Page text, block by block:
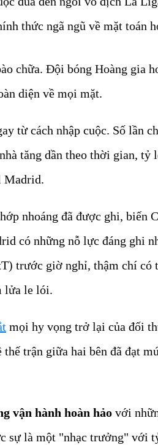
thức ngã ngũ về mặt toán
chữa. Đội bóng Hoàng gia
diện về mọi mặt.
từ cách nhập cuộc. Số lần
tăng dần theo thời gian, tỷ
Madrid.
nhoáng đã được ghi, biến
có những nỗ lực đáng ghi
trước giờ nghỉ, thậm chí có
lửa le lói.
mọi hy vọng trở lại của đối
trận giữa hai bên đã đạt
vận hành hoàn hảo với
sự là một "nhạc trưởng" với